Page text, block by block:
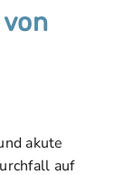
akute
auf